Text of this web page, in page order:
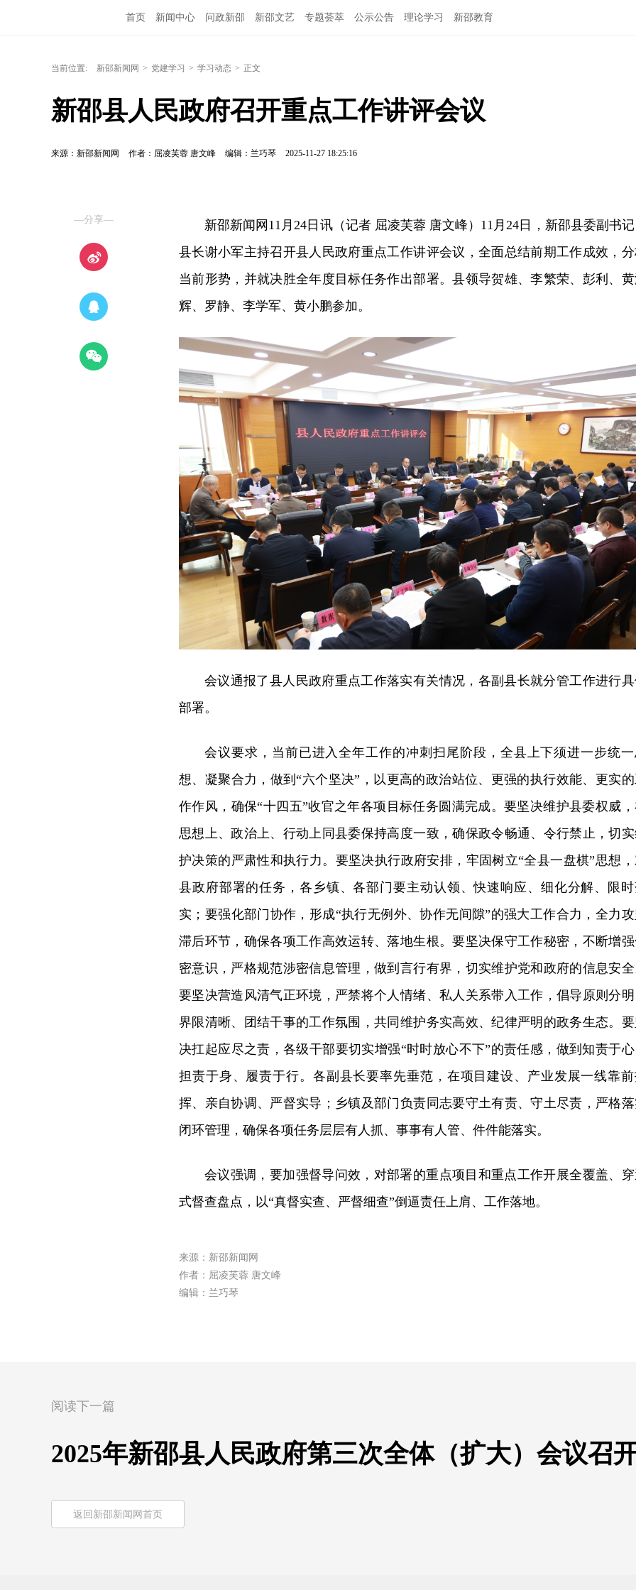
首页 新闻中心 问政新邵 新邵文艺 专题荟萃 公示公告 理论学习 新邵教育
当前位置: 新邵新闻网 > 党建学习 > 学习动态 > 正文
新邵县人民政府召开重点工作讲评会议
来源：新邵新闻网 作者：屈凌芙蓉 唐文峰 编辑：兰巧琴 2025-11-27 18:25:16
—分享—
新邵新闻网11月24日讯（记者 屈凌芙蓉 唐文峰）11月24日，新邵县委副书
县长谢小军主持召开县人民政府重点工作讲评会议，全面总结前期工作成效，
当前形势，并就决胜全年度目标任务作出部署。县领导贺雄、李繁荣、彭利、
辉、罗静、李学军、黄小鹏参加。
会议通报了县人民政府重点工作落实有关情况，各副县长就分管工作进行
部署。
会议要求，当前已进入全年工作的冲刺扫尾阶段，全县上下须进一步统
想、凝聚合力，做到“六个坚决”，以更高的政治站位、更强的执行效能、更实
作作风，确保“十四五”收官之年各项目标任务圆满完成。要坚决维护县委权威
思想上、政治上、行动上同县委保持高度一致，确保政令畅通、令行禁止，切
护决策的严肃性和执行力。要坚决执行政府安排，牢固树立“全县一盘棋”思想
县政府部署的任务，各乡镇、各部门要主动认领、快速响应、细化分解、限
实；要强化部门协作，形成“执行无例外、协作无间隙”的强大工作合力，全力
滞后环节，确保各项工作高效运转、落地生根。要坚决保守工作秘密，不断增
密意识，严格规范涉密信息管理，做到言行有界，切实维护党和政府的信息安
要坚决营造风清气正环境，严禁将个人情绪、私人关系带入工作，倡导原则分
界限清晰、团结干事的工作氛围，共同 维护务实高效、纪律严明的政务生态。
决扛起应尽之责，各级干部要切实增强“时时放心不下”的责任感，做到知责于
担责于身、履责于行。各副县长要率先垂范，在项目建设、产业发展一线靠
挥、亲自协调、严督实导；乡镇及部门负责同志要守土有责、守土尽责，严格
闭环管理，确保各项任务层层有人抓、事事有人管、件件能落实。
会议强调，要加强督导问效，对部署的重点项目和重点工作开展全覆盖、
式督查盘点，以“真督实查、严督细查”倒逼责任上肩、工作落地。
来源：新邵新闻网
作者：屈凌芙蓉 唐文峰
编辑：兰巧琴
阅读下一篇
2025年新邵县人民政府第三次全体（扩大）会议召
返回新邵新闻网首页